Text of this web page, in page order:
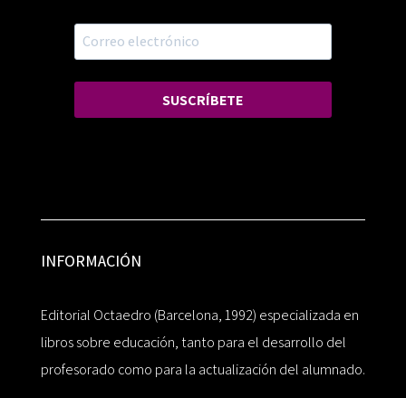
SUSCRÍBETE
INFORMACIÓN
Editorial Octaedro (Barcelona, 1992) especializada en
libros sobre educación, tanto para el desarrollo del
profesorado como para la actualización del alumnado.